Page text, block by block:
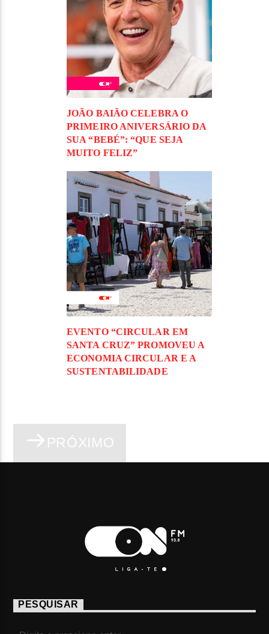
JOÃO BAIÃO CELEBRA O
PRIMEIRO ANIVERSÁRIO DA
SUA “BEBÉ”: “QUE SEJA
MUITO FELIZ”
EVENTO “CIRCULAR EM
SANTA CRUZ” PROMOVEU A
ECONOMIA CIRCULAR E A
SUSTENTABILIDADE
PRÓXIMO
PESQUISAR